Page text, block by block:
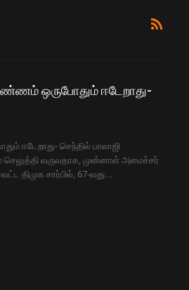
ஒருபோதும் ஈடேறாது-
ஈடேறாது- செந்தில் பாலாஜி
வருவதாக, முன்னாள் அமைச்சர்
திமுக சார்பில், 67-வது…